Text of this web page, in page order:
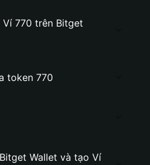
770 trên Bitget
token 770
Wallet và tạo Ví